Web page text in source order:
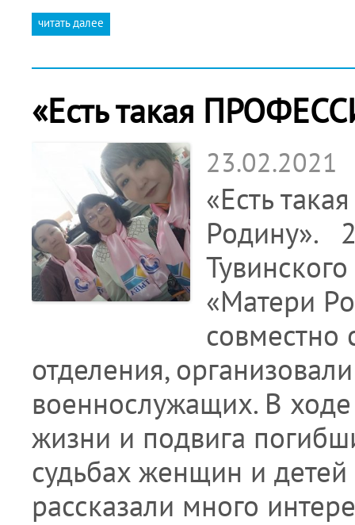
читать далее
«Есть такая
23.02.2021
«Есть
Родину».
«Матери
совместно
отделения,
военнослужащих. В
жизни и подвига
судьбах женщин и
рассказали много